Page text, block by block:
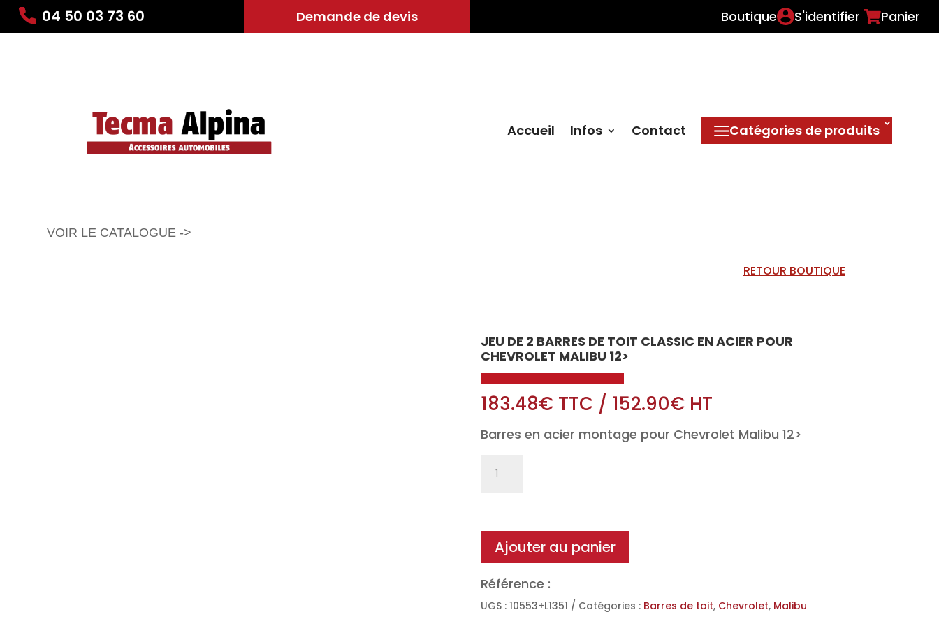
04 50 03 73 60 Demande de devis Boutique S'identifier Panier
Accueil Infos Contact Catégories de produits
VOIR LE CATALOGUE ->
RETOUR BOUTIQUE
JEU DE 2 BARRES DE TOIT CLASSIC EN ACIER POUR
CHEVROLET MALIBU 12>
183.48€ TTC / 152.90€ HT
Barres en acier montage pour Chevrolet Malibu 12>
barres
de
toit
Classic
Ajouter au panier
Référence :
UGS :10553+L1351 Catégories : Barres de toit, Chevrolet, Malibu